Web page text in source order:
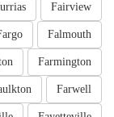
Fairview
Falmouth
Farmington
Farwell